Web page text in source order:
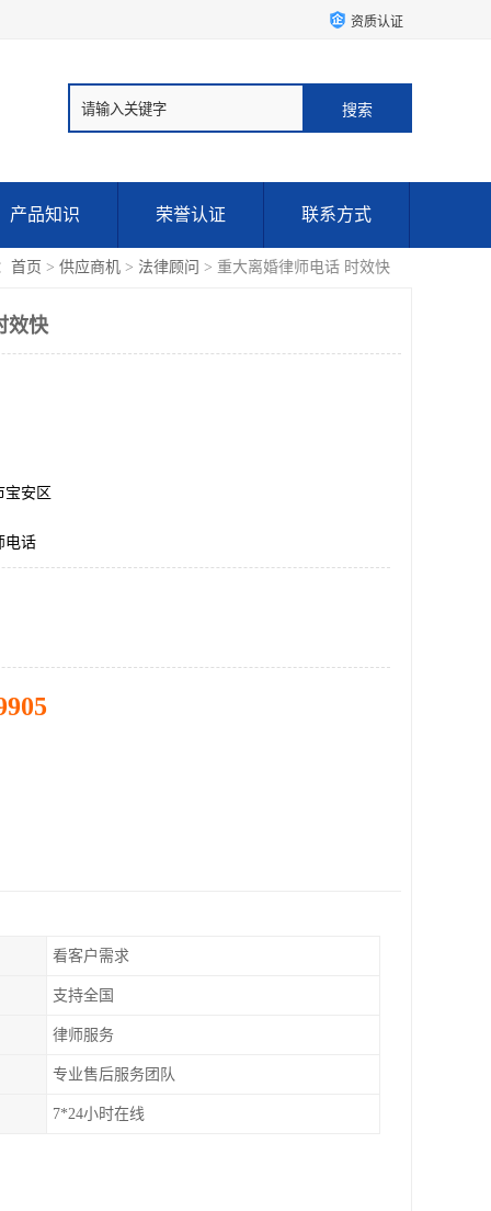
资质认证
产品知识 荣誉认证 联系方式
首页 > 供应商机 > 法律顾问 > 重大离婚律师电话 时效快
效快
宝安区
电话
看客户需求
支持全国
律师服务
专业售后服务团队
7*24小时在线